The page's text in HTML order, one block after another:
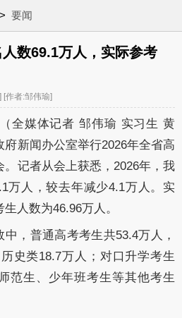
要闻
数69.1万人，实际参考
[作者:邹伟瑜]
全媒体记者 邹伟瑜 实习生 黄
府新闻办公室举行2026年全省高
记者从会上获悉， 2026年，我
万人，较去年减少4.1万人 。 实
生人数为46.96万人。
中，普通高考考生共53.4万人，
史类18.7万人；对口升学考生
范生、少年班考生等其他考生